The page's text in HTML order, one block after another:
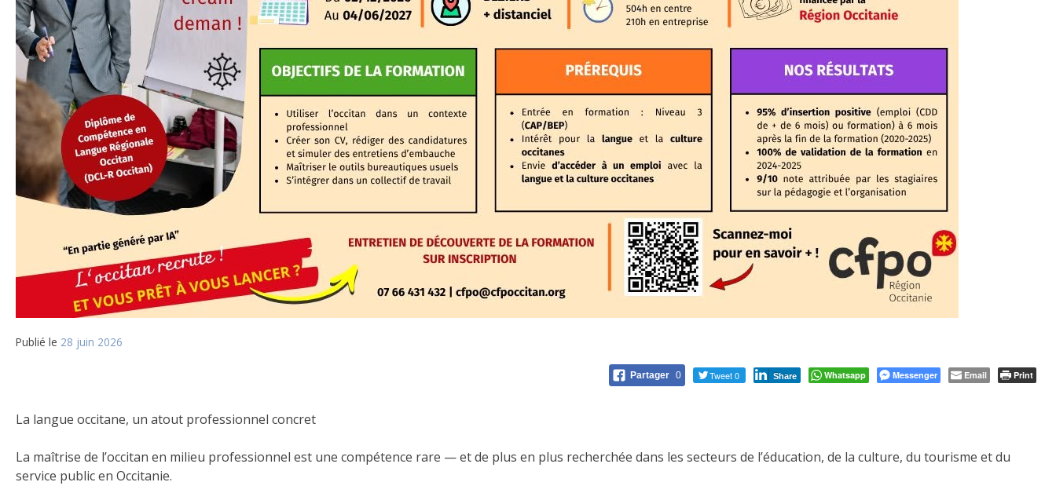
Publié le 28 juin 2026
Partager 0 Tweet 0 Share Whatsapp Messenger Email Print
La langue occitane, un atout professionnel concret
La maîtrise de l’occitan en milieu professionnel est une compétence rare — et de plus en plus recherchée dans les secteurs de l’éducation, de la culture, du tourisme et du
service public en Occitanie.